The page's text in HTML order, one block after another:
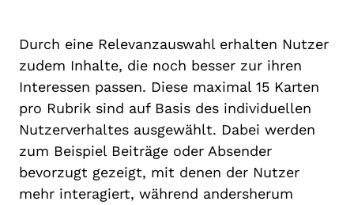
Durch eine Relevanzauswahl erhalten Nutzer
zudem Inhalte, die noch besser zur ihren
Interessen passen. Diese maximal 15 Karten
pro Rubrik sind auf Basis des individuellen
Nutzerverhaltes ausgewählt. Dabei werden
zum Beispiel Beiträge oder Absender
bevorzugt gezeigt, mit denen der Nutzer
mehr interagiert, während andersherum